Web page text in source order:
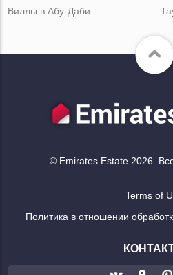
Виллы в Абу-Даби
© Emirates.Estate 2026.
Terms of
Политика в отношении